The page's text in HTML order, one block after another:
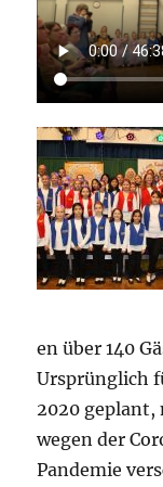
en über 140
Ursprünglich
2020 geplant,
wegen der
Pandemie